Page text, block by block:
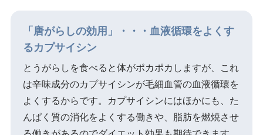
「唐がらしの効用」・・・血液循環をよくす
るカプサイシン
とうがらしを食べると体がポカポカしますが、これ
は辛味成分のカプサイシンが毛細血管の血液循環を
よくするからです。カプサイシンにはほかにも、た
んぱく質の消化をよくする働きや、脂肪を燃焼させ